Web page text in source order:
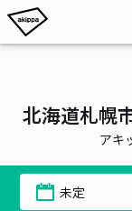
北海道札幌
アキ
未定